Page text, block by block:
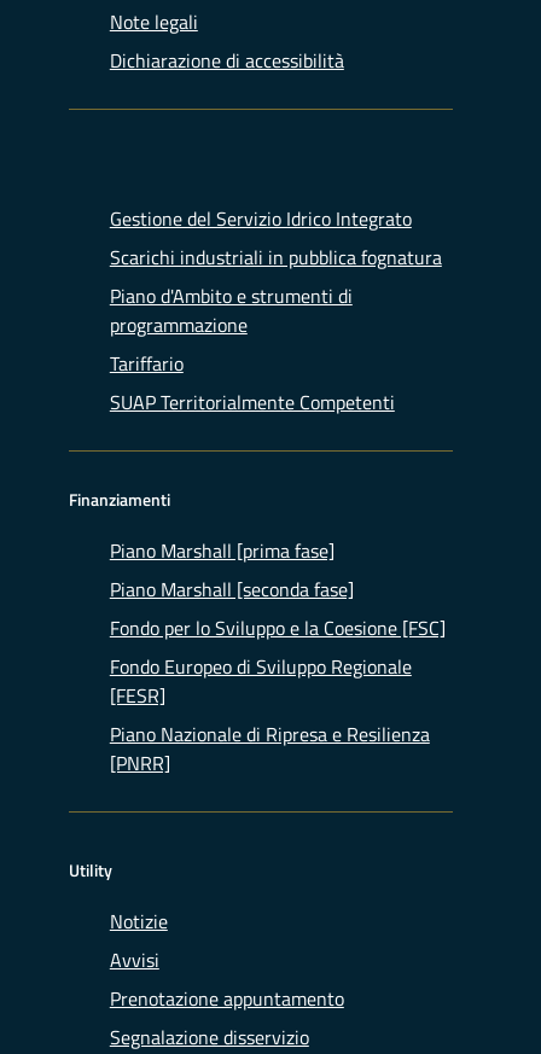
Note legali
Dichiarazione di accessibilità
Gestione del Servizio Idrico Integrato
Scarichi industriali in pubblica fognatura
Piano d'Ambito e strumenti di
programmazione
Tariffario
SUAP Territorialmente Competenti
Finanziamenti
Piano Marshall [prima fase]
Piano Marshall [seconda fase]
Fondo per lo Sviluppo e la Coesione [FSC]
Fondo Europeo di Sviluppo Regionale
[FESR]
Piano Nazionale di Ripresa e Resilienza
[PNRR]
Utility
Notizie
Avvisi
Prenotazione appuntamento
Segnalazione disservizio